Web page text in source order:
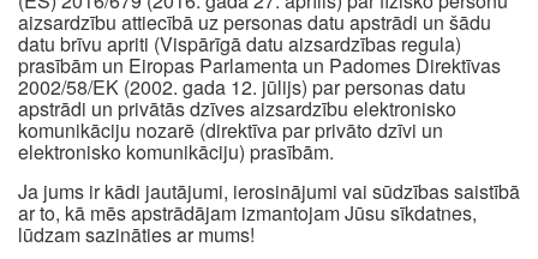
aizsardzību attiecībā uz personas datu apstrādi un šādu
datu brīvu apriti (Vispārīgā datu aizsardzības regula)
prasībām un Eiropas Parlamenta un Padomes Direktīvas
2002/58/EK (2002. gada 12. jūlijs) par personas datu
apstrādi un privātās dzīves aizsardzību elektronisko
komunikāciju nozarē (direktīva par privāto dzīvi un
elektronisko komunikāciju) prasībām.
Ja jums ir kādi jautājumi, ierosinājumi vai sūdzības saistībā
ar to, kā mēs apstrādājam izmantojam Jūsu sīkdatnes,
lūdzam sazināties ar mums!